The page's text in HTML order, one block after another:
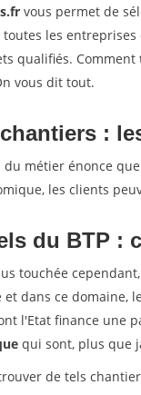
vous permet de
les
qualifiés. Comment
vous dit tout.
:
métier énonce
les clients
du BTP :
touchée
dans ce domaine,
l'Etat finance une
qui sont, plus que
de tels